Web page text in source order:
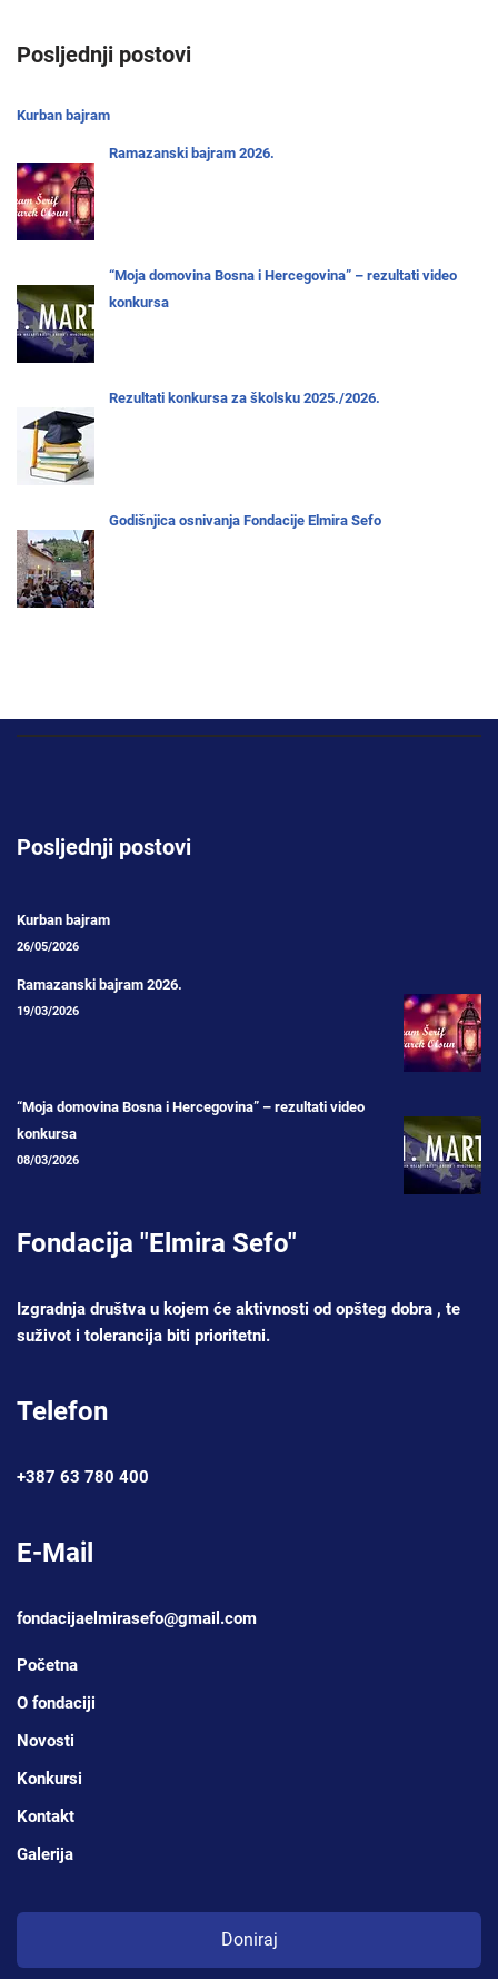
Posljednji postovi
Kurban bajram
Ramazanski bajram 2026.
“Moja domovina Bosna i Hercegovina” – rezultati video
konkursa
Rezultati konkursa za školsku 2025./2026.
Godišnjica osnivanja Fondacije Elmira Sefo
Posljednji postovi
Kurban bajram
26/05/2026
Ramazanski bajram 2026.
19/03/2026
“Moja domovina Bosna i Hercegovina” – rezultati video
konkursa
08/03/2026
Fondacija "Elmira Sefo"
Izgradnja društva u kojem će aktivnosti od opšteg dobra , te
suživot i tolerancija biti prioritetni.
Telefon
+387 63 780 400
E-Mail
fondacijaelmirasefo@gmail.com
Početna
O fondaciji
Novosti
Konkursi
Kontakt
Galerija
Doniraj